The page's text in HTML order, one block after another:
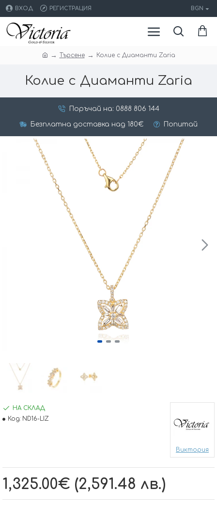
ВХОД РЕГИСТРАЦИЯ BGN
Търсене Колие с Диаманти Zaria
Колие с Диаманти Zaria
Поръчай на: 0888 806 144
Безплатна доставка над 180€ Попитай
1,325.00€ (2,591.48 лв.)
НА СКЛАД
Код: ND16-LIZ
Виктория